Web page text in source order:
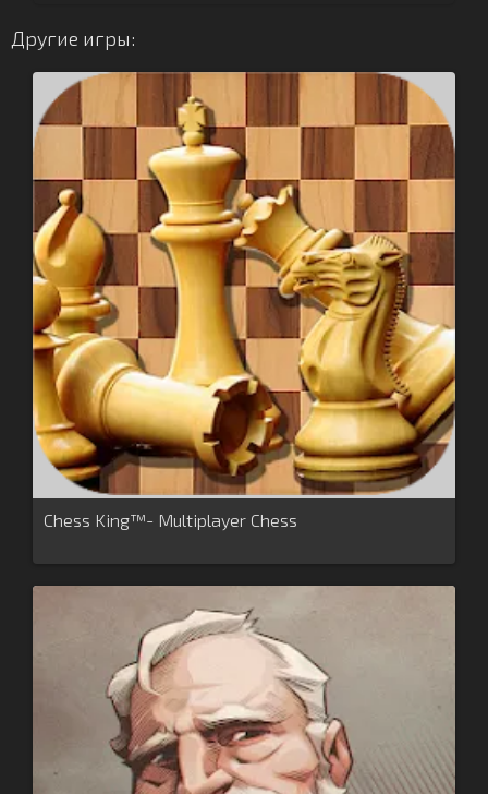
Другие игры:
Chess King™- Multiplayer Chess